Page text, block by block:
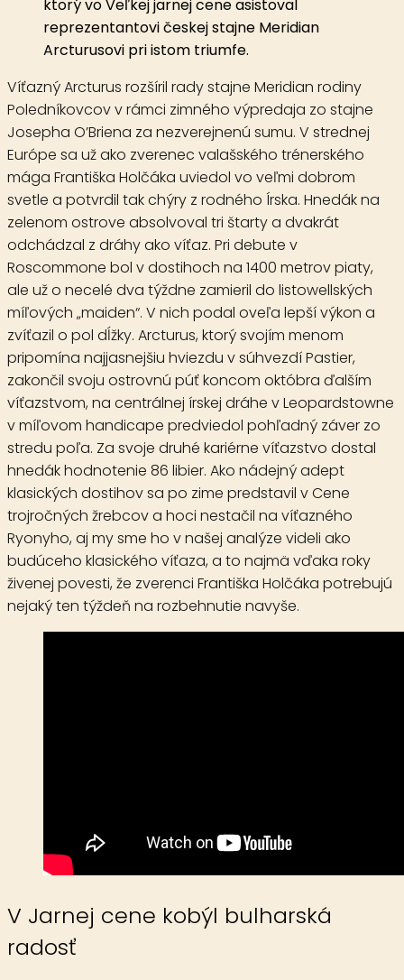
ktorý vo Veľkej jarnej cene asistoval
reprezentantovi českej stajne Meridian
Arcturusovi pri istom triumfe.
Víťazný Arcturus rozšíril rady stajne Meridian rodiny
Poledníkovcov v rámci zimného výpredaja zo stajne
Josepha O’Briena za nezverejnenú sumu. V strednej
Európe sa už ako zverenec valašského trénerského
mága Františka Holčáka uviedol vo veľmi dobrom
svetle a potvrdil tak chýry z rodného Írska. Hnedák na
zelenom ostrove absolvoval tri štarty a dvakrát
odchádzal z dráhy ako víťaz. Pri debute v
Roscommone bol v dostihoch na 1400 metrov piaty,
ale už o necelé dva týždne zamieril do listowellských
míľových „maiden“. V nich podal oveľa lepší výkon a
zvíťazil o pol dĺžky. Arcturus, ktorý svojím menom
pripomína najjasnejšiu hviezdu v súhvezdí Pastier,
zakončil svoju ostrovnú púť koncom októbra ďalším
víťazstvom, na centrálnej írskej dráhe v Leopardstowne
v míľovom handicape predviedol pohľadný záver zo
stredu poľa. Za svoje druhé kariérne víťazstvo dostal
hnedák hodnotenie 86 libier. Ako nádejný adept
klasických dostihov sa po zime predstavil v Cene
trojročných žrebcov a hoci nestačil na víťazného
Ryonyho, aj my sme ho v našej analýze videli ako
budúceho klasického víťaza, a to najmä vďaka roky
živenej povesti, že zverenci Františka Holčáka potrebujú
nejaký ten týždeň na rozbehnutie navyše.
V Jarnej cene kobýl bulharská
radosť